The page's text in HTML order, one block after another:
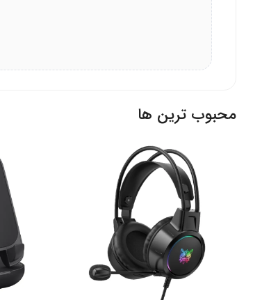
محبوب ترین ها